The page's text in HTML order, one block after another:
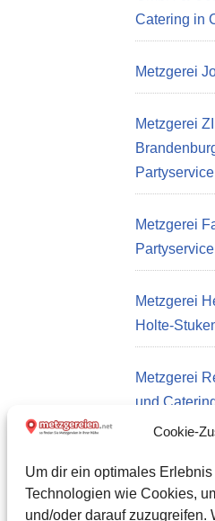
Cookie-
Um dir ein optimales
Technologien wie Cookies,
und/oder darauf zuzugreifen.
Catering in
Metzgerei
Metzgerei
Metzgerei
Metzgerei
Holte-
Metzgerei
und
Datenschutz
Kontakt zu